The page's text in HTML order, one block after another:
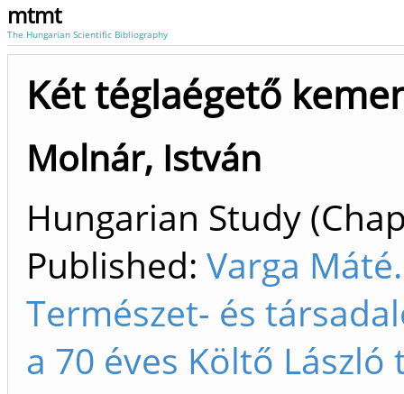
mtmt
The Hungarian Scientific Bibliography
Két téglaégető
Molnár, István
Hungarian Study
Published: Varga
Természet- és
a 70 éves Költő